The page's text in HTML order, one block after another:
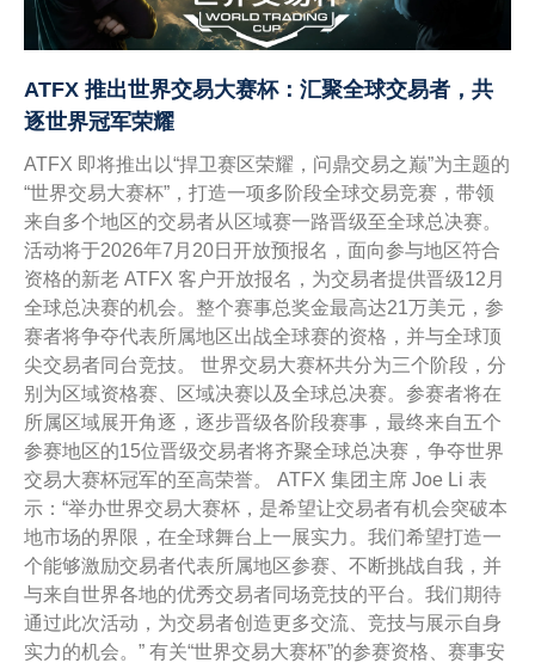
ATFX 推出世界交易大赛杯：汇聚全球交易者，共
逐世界冠军荣耀
ATFX 即将推出以“捍卫赛区荣耀，问鼎交易之巅”为主题的
“世界交易大赛杯”，打造一项多阶段全球交易竞赛，带领
来自多个地区的交易者从区域赛一路晋级至全球总决赛。
活动将于2026年7月20日开放预报名，面向参与地区符合
资格的新老 ATFX 客户开放报名，为交易者提供晋级12月
全球总决赛的机会。整个赛事总奖金最高达21万美元，参
赛者将争夺代表所属地区出战全球赛的资格，并与全球顶
尖交易者同台竞技。 世界交易大赛杯共分为三个阶段，分
别为区域资格赛、区域决赛以及全球总决赛。参赛者将在
所属区域展开角逐，逐步晋级各阶段赛事，最终来自五个
参赛地区的15位晋级交易者将齐聚全球总决赛，争夺世界
交易大赛杯冠军的至高荣誉。 ATFX 集团主席 Joe Li 表
示：“举办世界交易大赛杯，是希望让交易者有机会突破本
地市场的界限，在全球舞台上一展实力。我们希望打造一
个能够激励交易者代表所属地区参赛、不断挑战自我，并
与来自世界各地的优秀交易者同场竞技的平台。我们期待
通过此次活动，为交易者创造更多交流、竞技与展示自身
实力的机会。” 有关“世界交易大赛杯”的参赛资格、赛事安